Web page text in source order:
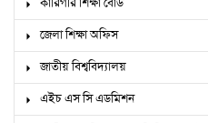
কারিগরি শিক্ষা বোর্ড
জেলা শিক্ষা অফিস
জাতীয় বিশ্ববিদ্যালয়
এইচ এস সি এডমিশন